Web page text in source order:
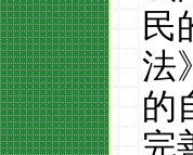
民
法
的
完